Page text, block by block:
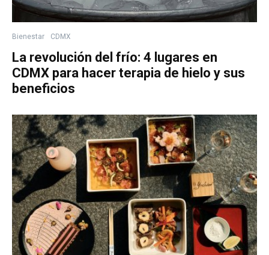
Bienestar CDMX
La revolución del frío: 4 lugares en
CDMX para hacer terapia de hielo y sus
beneficios